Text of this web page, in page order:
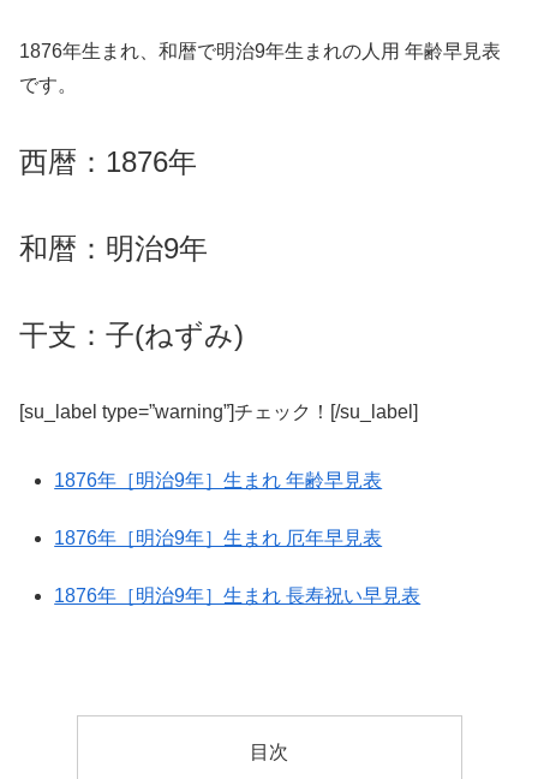
1876年生まれ、和暦で明治9年生まれの人用 年齢早見表
です。
西暦：1876年
和暦：明治9年
干支：子(ねずみ)
[su_label type=”warning”]チェック！[/su_label]
1876年［明治9年］生まれ 年齢早見表
1876年［明治9年］生まれ 厄年早見表
1876年［明治9年］生まれ 長寿祝い早見表
目次